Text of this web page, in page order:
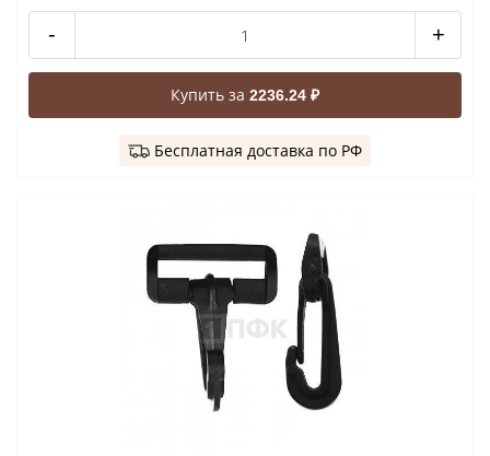
- +
Купить за 2236.24 ₽
Бесплатная доставка по РФ